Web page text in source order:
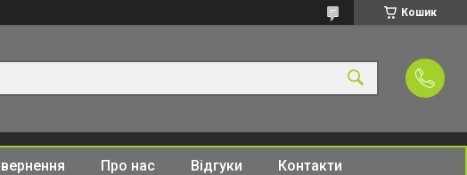
Кошик
Про нас Відгуки Контакти